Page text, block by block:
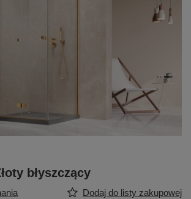
błyszczący
Dodaj do listy zakupowej